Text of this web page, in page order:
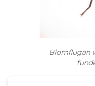
Blomflugan